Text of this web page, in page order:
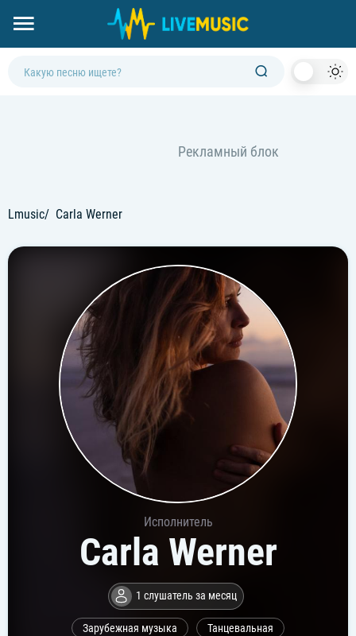
Lmusic Carla Werner
Исполнитель
Carla Werner
1 слушатель за месяц
Зарубежная музыка Танцевальная